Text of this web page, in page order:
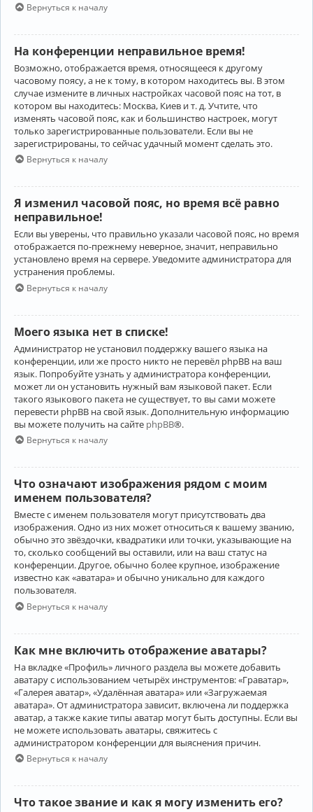
Вернуться к началу
На конференции неправильное время!
Возможно, отображается время, относящееся к другому
часовому поясу, а не к тому, в котором находитесь вы. В этом
случае измените в личных настройках часовой пояс на тот, в
котором вы находитесь: Москва, Киев и т. д. Учтите, что
изменять часовой пояс, как и большинство настроек, могут
только зарегистрированные пользователи. Если вы не
зарегистрированы, то сейчас удачный момент сделать это.
Вернуться к началу
Я изменил часовой пояс, но время всё равно
неправильное!
Если вы уверены, что правильно указали часовой пояс, но время
отображается по-прежнему неверное, значит, неправильно
установлено время на сервере. Уведомите администратора для
устранения проблемы.
Вернуться к началу
Моего языка нет в списке!
Администратор не установил поддержку вашего языка на
конференции, или же просто никто не перевёл phpBB на ваш
язык. Попробуйте узнать у администратора конференции,
может ли он установить нужный вам языковой пакет. Если
такого языкового пакета не существует, то вы сами можете
перевести phpBB на свой язык. Дополнительную информацию
вы можете получить на сайте phpBB®.
Вернуться к началу
Что означают изображения рядом с моим
именем пользователя?
Вместе с именем пользователя могут присутствовать два
изображения. Одно из них может относиться к вашему званию,
обычно это звёздочки, квадратики или точки, указывающие на
то, сколько сообщений вы оставили, или на ваш статус на
конференции. Другое, обычно более крупное, изображение
известно как «аватара» и обычно уникально для каждого
пользователя.
Вернуться к началу
Как мне включить отображение аватары?
На вкладке «Профиль» личного раздела вы можете добавить
аватару с использованием четырёх инструментов: «Граватар»,
«Галерея аватар», «Удалённая аватара» или «Загружаемая
аватара». От администратора зависит, включена ли поддержка
аватар, а также какие типы аватар могут быть доступны. Если вы
не можете использовать аватары, свяжитесь с
администратором конференции для выяснения причин.
Вернуться к началу
Что такое звание и как я могу изменить его?